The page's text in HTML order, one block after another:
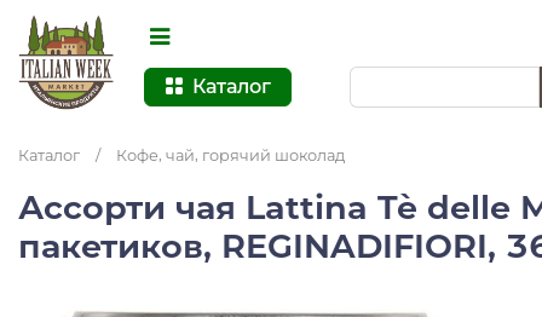
Каталог
Каталог / Кофе, чай, горячий шоколад
Ассорти чая Lattina Tè delle
пакетиков, REGINADIFIORI,